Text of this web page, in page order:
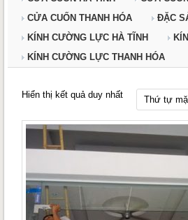
CỬA CUỐN THANH HÓA
ĐẶC
KÍNH CƯỜNG LỰC HÀ TĨNH
KÍNH CƯỜNG LỰC THANH HÓA
Hiển thị kết quả duy nhất